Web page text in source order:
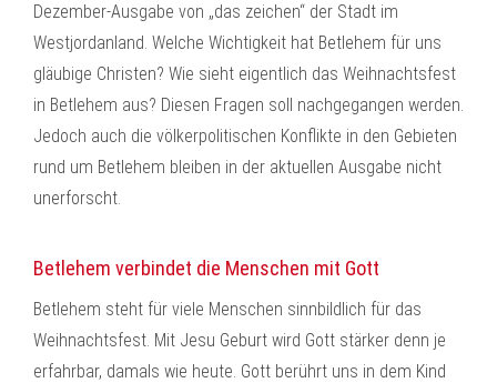
Dezember-Ausgabe von „das zeichen“ der Stadt im
Westjordanland. Welche Wichtigkeit hat Betlehem für uns
gläubige Christen? Wie sieht eigentlich das Weihnachtsfest
in Betlehem aus? Diesen Fragen soll nachgegangen werden.
Jedoch auch die völkerpolitischen Konflikte in den Gebieten
rund um Betlehem bleiben in der aktuellen Ausgabe nicht
unerforscht.
Betlehem verbindet die Menschen mit Gott
Betlehem steht für viele Menschen sinnbildlich für das
Weihnachtsfest. Mit Jesu Geburt wird Gott stärker denn je
erfahrbar, damals wie heute. Gott berührt uns in dem Kind